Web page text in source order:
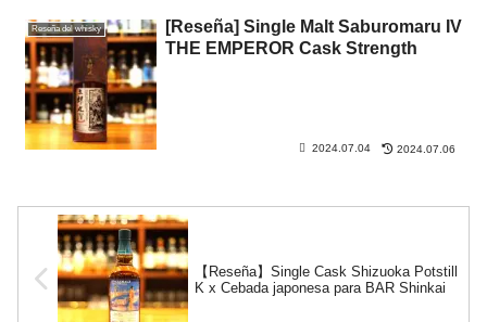
Reseña del whisky
[Reseña] Single Malt Saburomaru IV
THE EMPEROR Cask Strength
2024.07.04 2024.07.06
【Reseña】Single Cask Shizuoka Potstill
K x Cebada japonesa para BAR Shinkai